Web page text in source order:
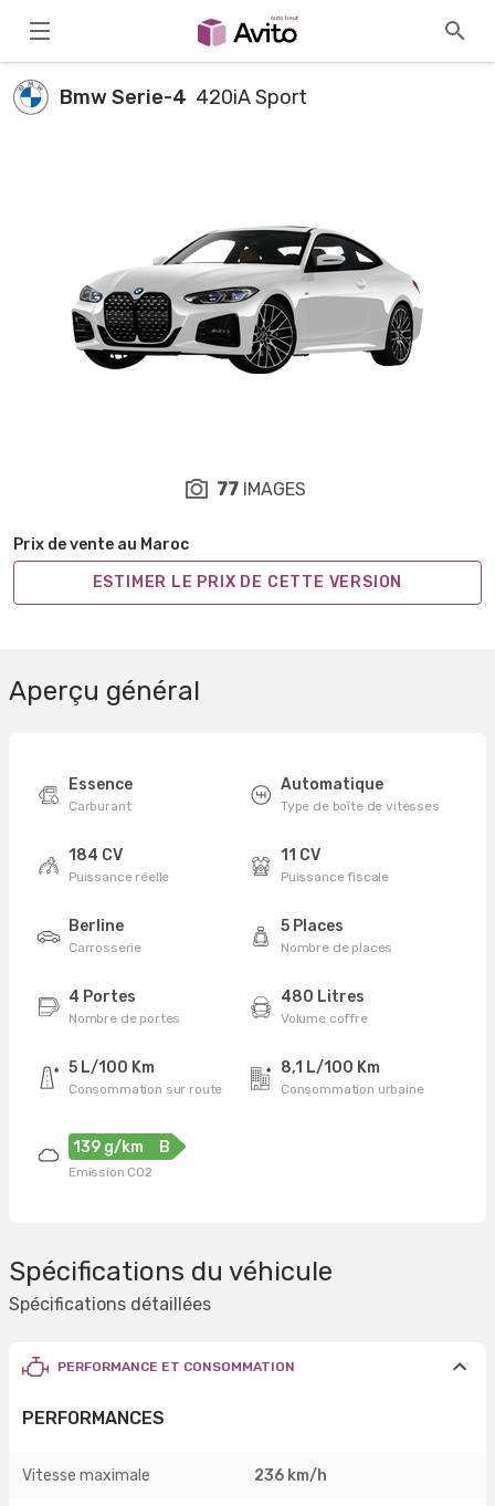
Bmw Serie-4 420iA Sport
Prix de vente au Maroc
ESTIMER LE PRIX DE CETTE VERSION
77 IMAGES
Aperçu général
Essence
Carburant
Automatique
Type de boîte de vitesses
184 CV
Puissance réelle
11 CV
Puissance fiscale
Berline
Carrosserie
5 Places
Nombre de places
4 Portes
Nombre de portes
480 Litres
Volume coffre
5 L/100 Km
Consommation sur route
8,1 L/100 Km
Consommation urbaine
139 g/km B
Emission CO2
Spécifications du véhicule
Spécifications détaillées
PERFORMANCE ET CONSOMMATION
PERFORMANCES
Vitesse maximale 236 km/h